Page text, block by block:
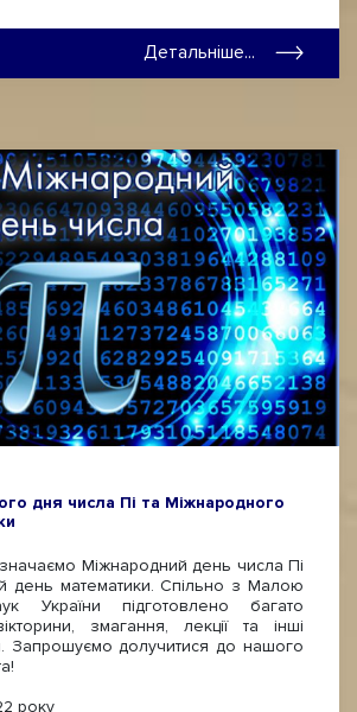
Детальніше...
дня числа Пі та Міжнародного
Міжнародний день числа Пі
день математики. Спільно з Малою
України підготовлено багато
змагання, лекції та інші
Запрошуємо долучитися до нашого
року